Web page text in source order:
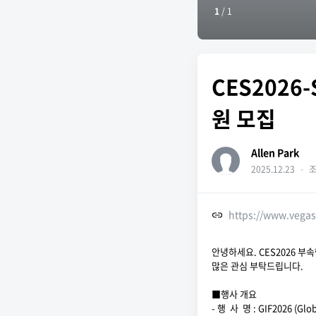
1 / 1
CES2026-
원 모집
Allen Park
2025.12.23 ・
https://
안녕하세요. CES2026 부
많은 관심 부탁드립니다.
■행사 개요
- 행 사 명 : GIF2026